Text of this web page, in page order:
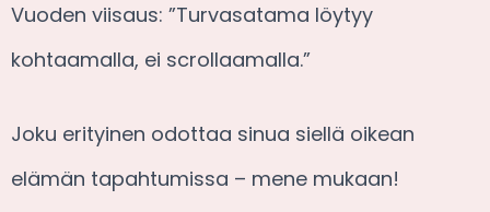
Vuoden viisaus: ”Turvasatama löytyy
kohtaamalla, ei scrollaamalla.”
Joku erityinen odottaa sinua siellä oikean
elämän tapahtumissa – mene mukaan!